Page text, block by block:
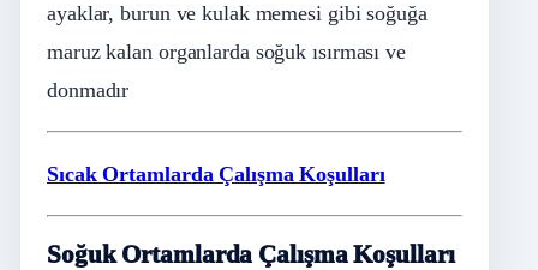
ayaklar, burun ve kulak memesi gibi soğuğa
maruz kalan organlarda soğuk ısırması ve
donmadır
Sıcak Ortamlarda Çalışma Koşulları
Soğuk Ortamlarda Çalışma Koşulları